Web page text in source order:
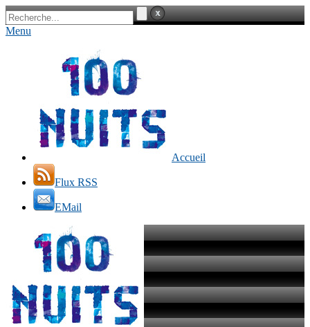
Menu
Accueil
Flux RSS
EMail